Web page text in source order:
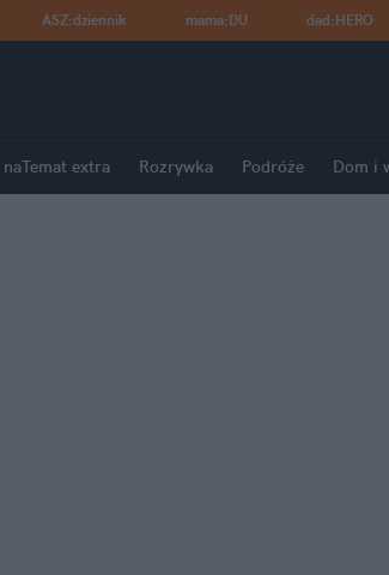
ASZ:dziennik mama:DU dad:HERO
naTemat extra Rozrywka Podróże Dom i